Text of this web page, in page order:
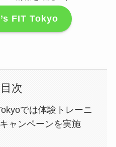
FIT Tokyo
目次
では体験トレーニ
ャンペーンを実施